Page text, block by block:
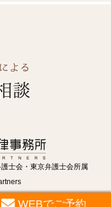
士会・東京弁護士会所属
WEBでご予約